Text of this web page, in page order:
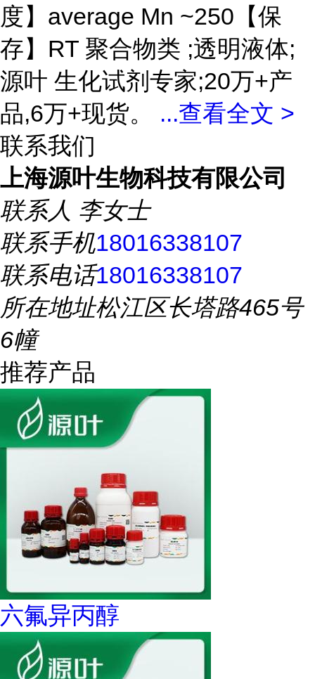
度】average Mn ~250【保
存】RT 聚合物类 ;透明液体;
源叶 生化试剂专家;20万+产
品,6万+现货。 ...查看全文 >
联系我们
上海源叶生物科技有限公司
联系人 李女士
联系手机18016338107
联系电话18016338107
所在地址松江区长塔路465号
6幢
推荐产品
六氟异丙醇